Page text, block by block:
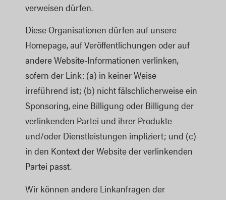
verweisen dürfen.
Diese Organisationen dürfen auf unsere
Homepage, auf Veröffentlichungen oder auf
andere Website-Informationen verlinken,
sofern der Link: (a) in keiner Weise
irreführend ist; (b) nicht fälschlicherweise ein
Sponsoring, eine Billigung oder Billigung der
verlinkenden Partei und ihrer Produkte
und/oder Dienstleistungen impliziert; und (c)
in den Kontext der Website der verlinkenden
Partei passt.
Wir können andere Linkanfragen der